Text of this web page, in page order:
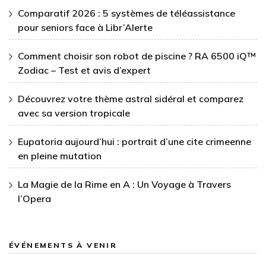
Comparatif 2026 : 5 systèmes de téléassistance
pour seniors face à Libr’Alerte
Comment choisir son robot de piscine ? RA 6500 iQ™
Zodiac – Test et avis d’expert
Découvrez votre thème astral sidéral et comparez
avec sa version tropicale
Eupatoria aujourd’hui : portrait d’une cite crimeenne
en pleine mutation
La Magie de la Rime en A : Un Voyage à Travers
l’Opera
ÉVÉNEMENTS À VENIR